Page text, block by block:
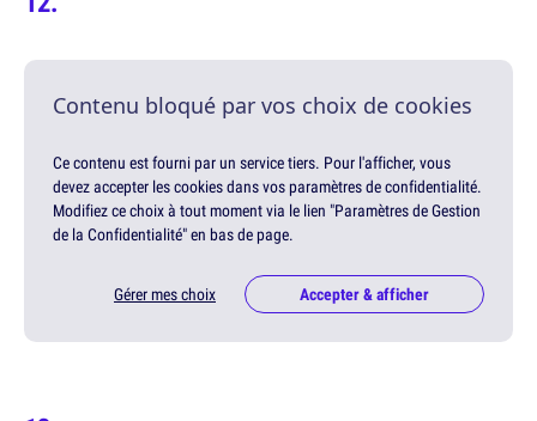
Contenu bloqué par vos choix de cookies
Ce contenu est fourni par un service tiers. Pour l'afficher, vous
devez accepter les cookies dans vos paramètres de confidentialité.
Modifiez ce choix à tout moment via le lien "Paramètres de Gestion
de la Confidentialité" en bas de page.
Gérer mes choix Accepter & afficher